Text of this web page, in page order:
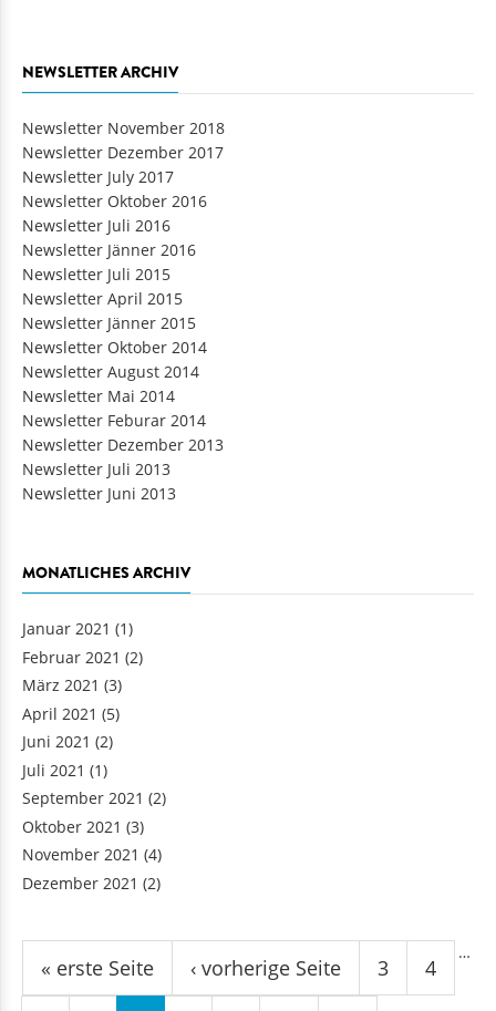
NEWSLETTER ARCHIV
Newsletter November 2018
Newsletter Dezember 2017
Newsletter July 2017
Newsletter Oktober 2016
Newsletter Juli 2016
Newsletter Jänner 2016
Newsletter Juli 2015
Newsletter April 2015
Newsletter Jänner 2015
Newsletter Oktober 2014
Newsletter August 2014
Newsletter Mai 2014
Newsletter Feburar 2014
Newsletter Dezember 2013
Newsletter Juli 2013
Newsletter Juni 2013
MONATLICHES ARCHIV
Januar 2021 (1)
Februar 2021 (2)
März 2021 (3)
April 2021 (5)
Juni 2021 (2)
Juli 2021 (1)
September 2021 (2)
Oktober 2021 (3)
November 2021 (4)
Dezember 2021 (2)
Seiten
« erste Seite ‹ vorherige Seite
…
3 4